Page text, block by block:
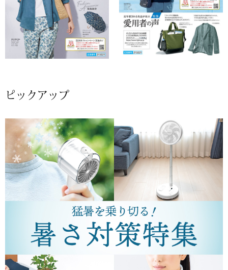
スーツケース
その他
スリップオン
レースアップ
スニーカー
サンダル
その他
ピックアップ